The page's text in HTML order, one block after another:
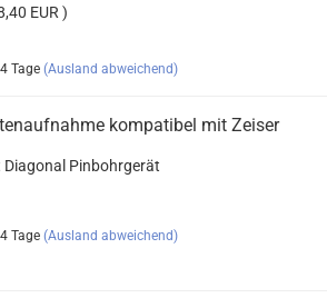
EUR )
Tage (Ausland abweichend)
kompatibel mit Zeiser
Pinbohrgerät
Tage (Ausland abweichend)